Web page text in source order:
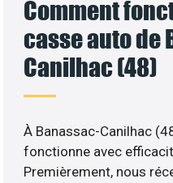
Comment
casse auto de
Canilhac (48)
À Banassac-Canilhac
fonctionne avec
Premièrement, nous